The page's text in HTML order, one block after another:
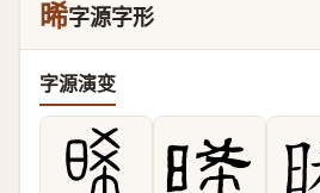
晞字源字形
字源演变